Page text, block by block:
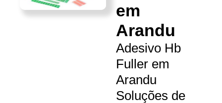
em
Arandu
Adesivo Hb
Fuller em
Arandu
Soluções de